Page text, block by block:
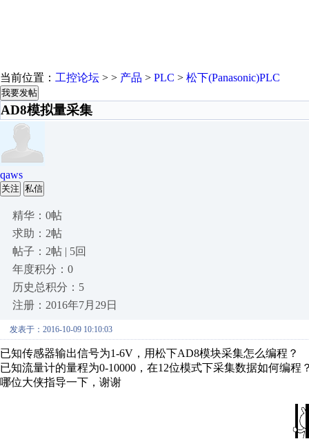
当前位置： 工控论坛 > > 产品 > PLC > 松下(Panasonic)PLC
我要发帖
AD8模拟量采集
qaws
关注 私信
精华：0帖
求助：2帖
帖子：2帖 | 5回
年度积分：0
历史总积分：5
注册：2016年7月29日
发表于：2016-10-09 10:10:03
已知传感器输出信号为1-6V，用松下AD8模块采集怎么编程？
已知流量计的量程为0-10000，在12位模式下采集数据如何编程
哪位大侠指导一下，谢谢